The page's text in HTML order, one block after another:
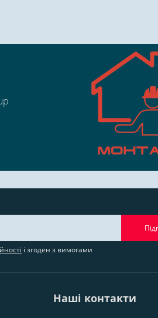
і згоден з вимогами
Наші контакти